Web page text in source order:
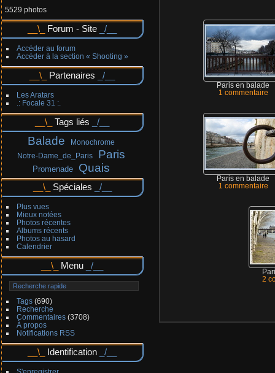
5529 photos
Forum - Site
Accéder au forum
Accéder à la section « Shooting »
Partenaires
Les Aratars
.: Focale 31 :.
Tags liés
Balade
Monochrome
Notre-Dame_de_Paris
Paris
Promenade Quais
Spéciales
Plus vues
Mieux notées
Photos récentes
Albums récents
Photos au hasard
Calendrier
Menu
Tags(690)
Recherche
Commentaires(3708)
À propos
Notifications RSS
Identification
Paris en balade
1 commentaire
Paris en balade
1 commentaire
2